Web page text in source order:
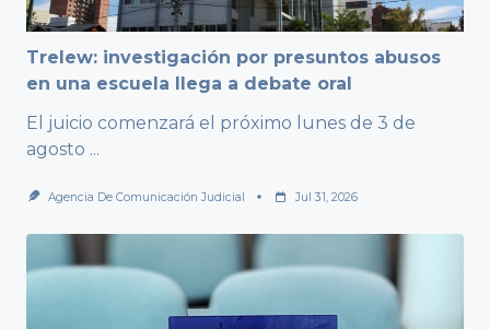
Trelew: investigación por presuntos abusos
en una escuela llega a debate oral
El juicio comenzará el próximo lunes de 3 de
agosto ...
Agencia De Comunicación Judicial Jul 31, 2026